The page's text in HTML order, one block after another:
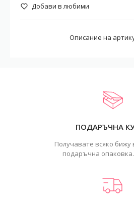
Добави в любими
Описание на
ПОДАРЪЧНА
Получавате всяко бижу
подаръчна опаковка.